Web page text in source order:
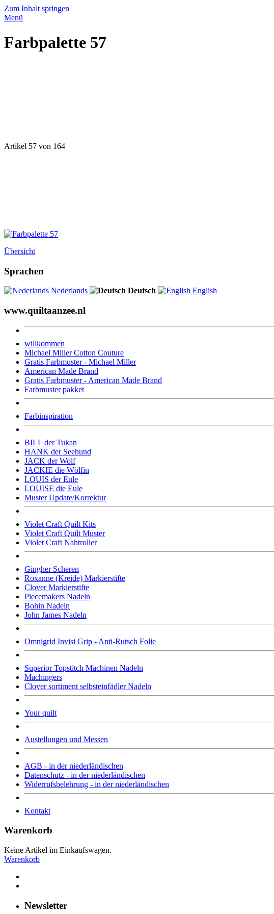
Zum Inhalt springen
Menü
Farbpalette 57
Artikel 57 von 164
Übersicht
Sprachen
Nederlands Deutsch English
www.quiltaanzee.nl
willkommen
Michael Miller Cotton Couture
Gratis Farbmuster - Michael Miller
American Made Brand
Gratis Farbmuster - American Made Brand
Farbmuster pakket
Farbinspiration
BILL der Tukan
HANK der Seehund
JACK der Wolf
JACKIE die Wölfin
LOUIS der Eule
LOUISE die Eule
Muster Update/Korrektur
Violet Craft Quilt Kits
Violet Craft Quilt Muster
Violet Craft Nahtroller
Gingher Scheren
Roxanne (Kreide) Markierstifte
Clover Markierstifte
Piecemakers Nadeln
Bohin Nadeln
John James Nadeln
Omnigrid Invisi Grip - Anti-Rutsch Folie
Superior Topstitch Machinen Nadeln
Machingers
Clover sortiment selbsteinfädler Nadeln
Your quilt
Austellungen und Messen
AGB - in der niederländischen
Datenschutz - in der niederländischen
Widerrufsbelehrung - in der niederländischen
Kontakt
Warenkorb
Keine Artikel im Einkaufswagen.
Warenkorb
Newsletter